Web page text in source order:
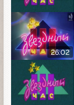
26:02